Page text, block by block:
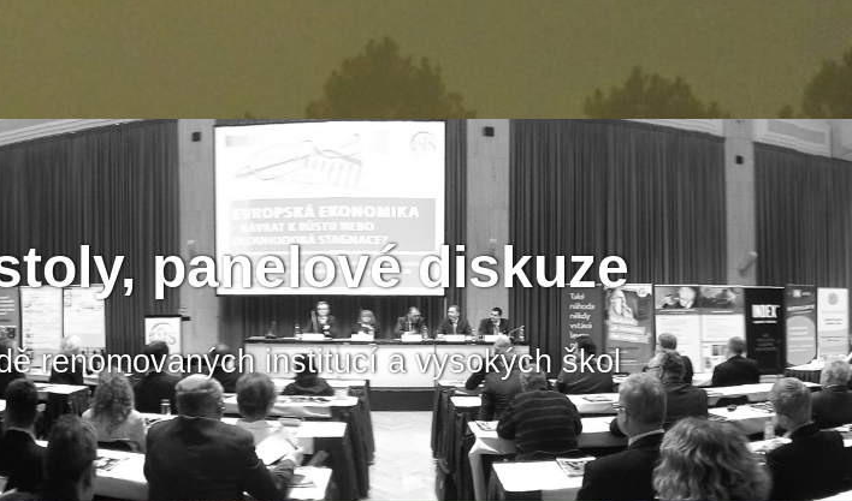
panelové diskuze
renomovaných institucí a vysokých škol